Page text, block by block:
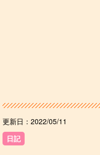
更新日： 2022/05/11
日記